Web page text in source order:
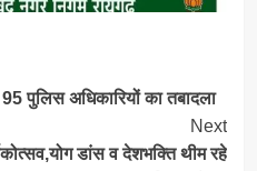
पुलिस अधिकारियों का तबादला
Next
डांस व देशभक्ति थीम रहे